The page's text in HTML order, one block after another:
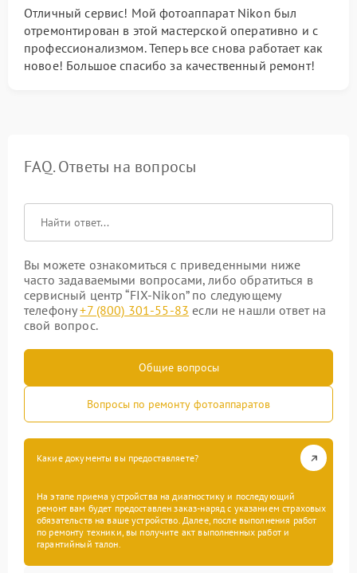
Отличный сервис! Мой фотоаппарат Nikon был
отремонтирован в этой мастерской оперативно и с
профессионализмом. Теперь все снова работает как
новое! Большое спасибо за качественный ремонт!
FAQ. Ответы на вопросы
Вы можете ознакомиться с приведенными ниже
часто задаваемыми вопросами, либо обратиться в
сервисный центр “FIX-Nikon” по следующему
телефону+7 (800) 301-55-83 если не нашли ответ на
свой вопрос.
Общие вопросы
Вопросы по ремонту фотоаппаратов
Какие документы вы предоставляете?
На этапе приема устройства на диагностику и последующий
ремонт вам будет предоставлен заказ-наряд с указанием страховых
обязательств на ваше устройство. Далее, после выполнения работ
по ремонту техники, вы получите акт выполненных работ и
гарантийный талон.